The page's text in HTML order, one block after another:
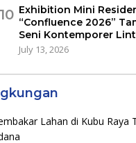
Exhibition Mini
“Confluence 2026”
Seni Kontemporer
July 13, 2026